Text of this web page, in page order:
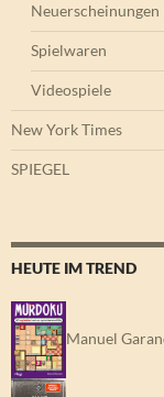
Neuerscheinungen
Spielwaren
Videospiele
New York Times
SPIEGEL
HEUTE IM TREND
Manuel